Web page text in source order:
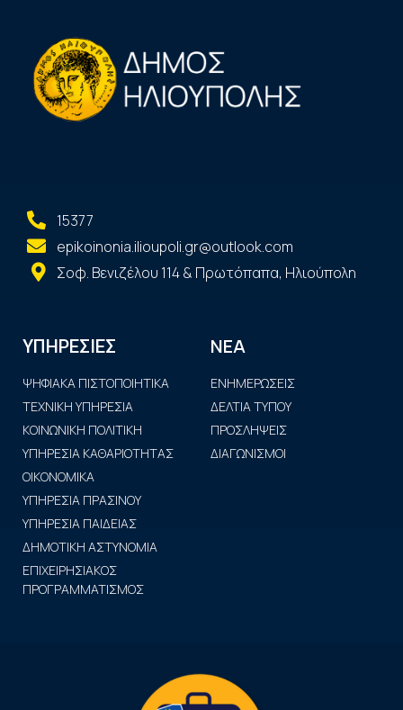
15377
epikoinonia.ilioupoli.gr@outlook.com
Σοφ. Βενιζέλου 114 & Πρωτόπαπα, Ηλιούπολη
ΥΠΗΡΕΣΙΕΣ
ΨΗΦΙΑΚΑ ΠΙΣΤΟΠΟΙΗΤΙΚΑ
ΤΕΧΝΙΚΗ ΥΠΗΡΕΣΙΑ
ΚΟΙΝΩΝΙΚΗ ΠΟΛΙΤΙΚΗ
ΥΠΗΡΕΣΙΑ ΚΑΘΑΡΙΟΤΗΤΑΣ
ΟΙΚΟΝΟΜΙΚΑ
ΥΠΗΡΕΣΙΑ ΠΡΑΣΙΝΟΥ
ΥΠΗΡΕΣΙΑ ΠΑΙΔΕΙΑΣ
ΔΗΜΟΤΙΚΗ ΑΣΤΥΝΟΜΙΑ
ΕΠΙΧΕΙΡΗΣΙΑΚΟΣ
ΠΡΟΓΡΑΜΜΑΤΙΣΜΟΣ
ΝΕΑ
ΕΝΗΜΕΡΩΣΕΙΣ
ΔΕΛΤΙΑ ΤΥΠΟΥ
ΠΡΟΣΛΗΨΕΙΣ
ΔΙΑΓΩΝΙΣΜΟΙ